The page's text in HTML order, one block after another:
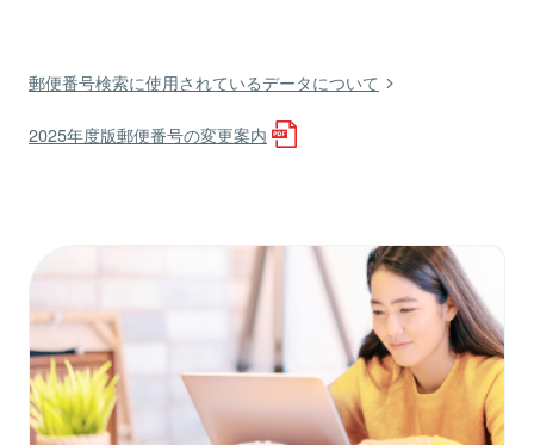
郵便番号検索に使用されているデータについて
2025年度版郵便番号の変更案内